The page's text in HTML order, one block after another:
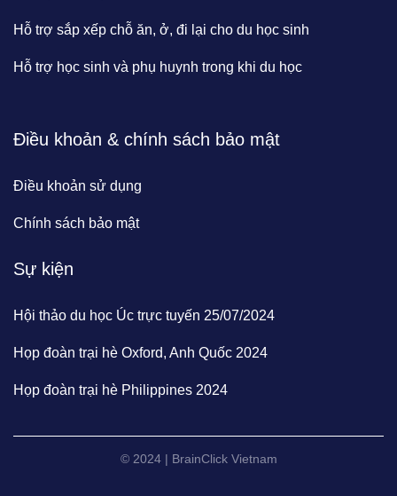
Hỗ trợ sắp xếp chỗ ăn, ở, đi lại cho du học sinh
Hỗ trợ học sinh và phụ huynh trong khi du học
Điều khoản & chính sách bảo mật
Điều khoản sử dụng
Chính sách bảo mật
Sự kiện
Hội thảo du học Úc trực tuyến 25/07/2024
Họp đoàn trại hè Oxford, Anh Quốc 2024
Họp đoàn trại hè Philippines 2024
© 2024 | BrainClick Vietnam